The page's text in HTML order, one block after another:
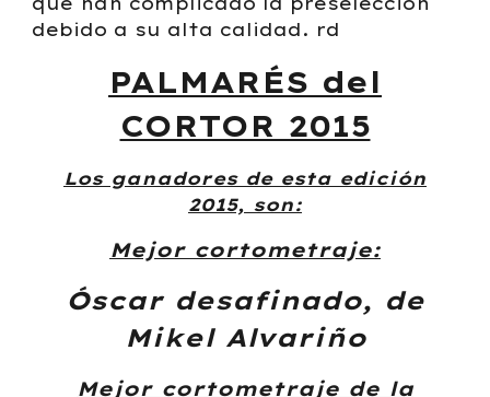
debido a su alta calidad. rd
PALMARÉS del
CORTOR 2015
Los ganadores de esta edición
2015, son:
Mejor cortometraje:
Óscar desafinado, de
Mikel Alvariño
Mejor cortometraje de la